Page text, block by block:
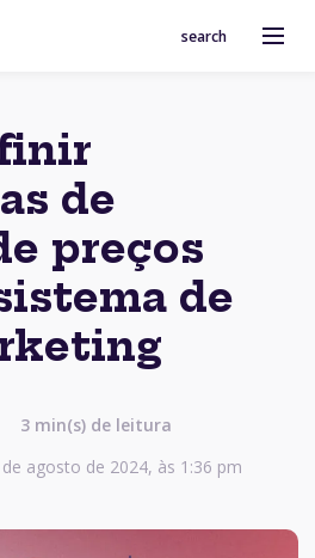
search
de
preços
de
3 min(s) de leitura
agosto de 2024, às 1:36 pm